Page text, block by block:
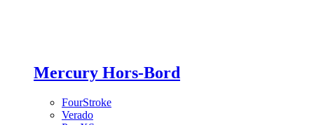
Mercury Hors-Bord
FourStroke
Verado